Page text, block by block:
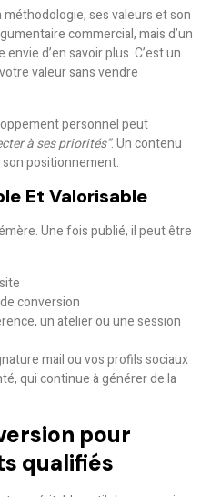
ses valeurs et son
commercial, mais d’un
envie d’en savoir plus. C’est un
valeur sans vendre
personnel peut
à ses priorités”. Un contenu
positionnement.
Et Valorisable
Une fois publié, il peut être
conversion
un atelier ou une session
mail ou vos profils sociaux
, qui continue à générer de la
pour
qualifiés